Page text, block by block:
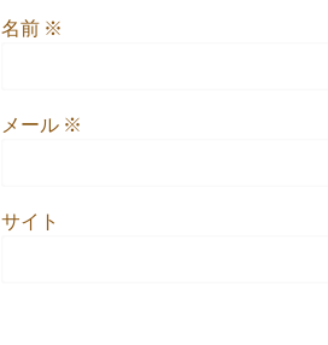
名前 ※
メール ※
サイト